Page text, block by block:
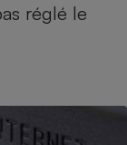
réglé le